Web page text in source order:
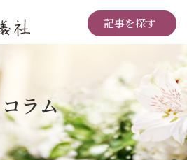
記事を探す
コラム